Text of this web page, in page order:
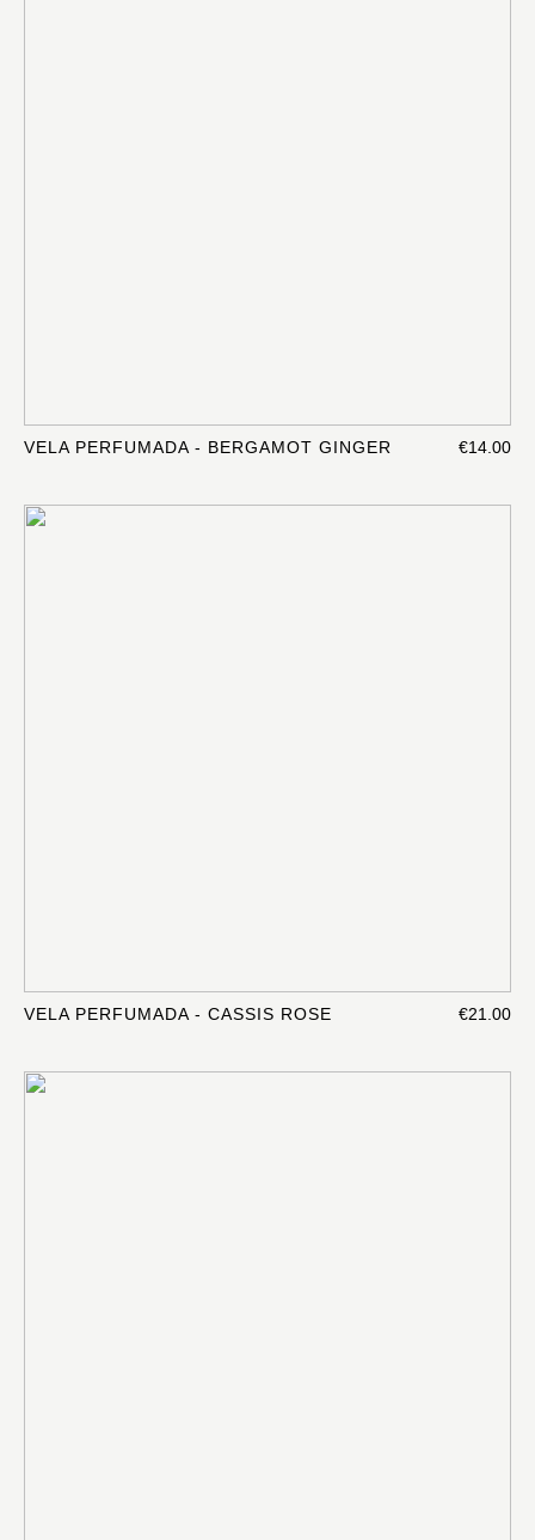
VELA PERFUMADA - BERGAMOT GINGER €14.00
VELA PERFUMADA - CASSIS ROSE €21.00